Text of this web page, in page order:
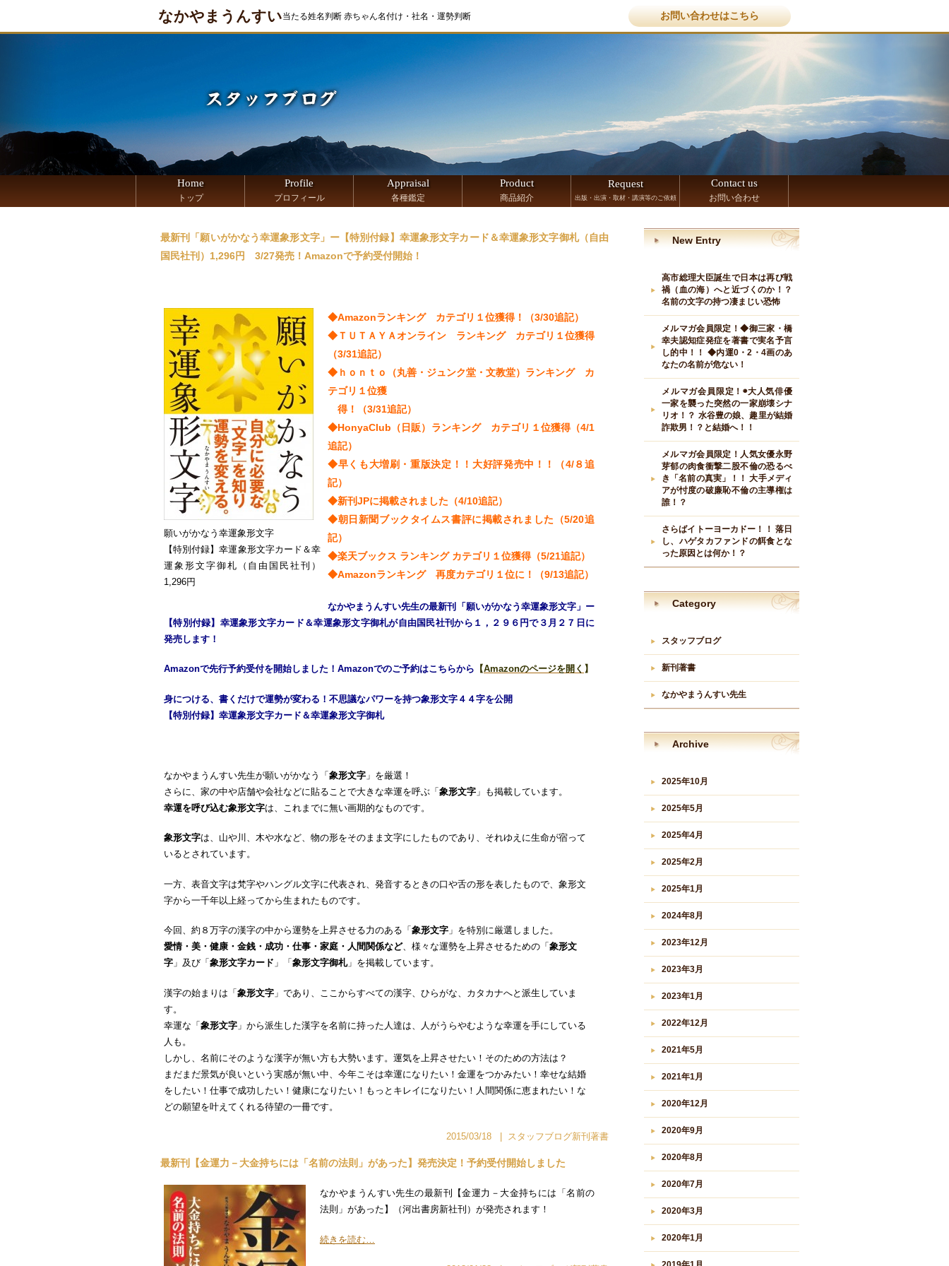
なかやまうんすい当たる姓名判断 赤ちゃん名付け・社名・運勢判断 お問い合わせはこちら
Home
トップ
Profile
プロフィール
Appraisal
各種鑑定
Product
商品紹介
Request
出版・出演・取材・講演等のご依頼
Contact us
お問い合わせ
最新刊「願いがかなう幸運象形文字」ー【特別付録】幸運象形文字カード＆幸運象形文字御札（自由
国民社刊）1,296円 3/27発売！Amazonで予約受付開始！
願いがかなう幸運象形文字
【特別付録】幸運象形文字カード＆幸
運象形文字御札（自由国民社刊）
1,296円
◆Amazonランキング カテゴリ１位獲得！（3/30追記）
◆ＴＵＴＡＹＡオンライン ランキング カテゴリ１位獲得
（3/31追記）
◆ｈｏｎｔｏ（丸善・ジュンク堂・文教堂）ランキング カ
テゴリ１位獲
得！（3/31追記）
◆HonyaClub（日販）ランキング カテゴリ１位獲得（4/1
追記）
◆早くも大増刷・重版決定！！大好評発売中！！（4/８追
記）
◆新刊JPに掲載されました（4/10追記）
◆朝日新聞ブックタイムス書評に掲載されました（5/20追
記）
◆楽天ブックス ランキング カテゴリ１位獲得（5/21追記）
◆Amazonランキング 再度カテゴリ１位に！（9/13追記）
なかやまうんすい先生の最新刊「願いがかなう幸運象形文字」ー
【特別付録】幸運象形文字カード＆幸運象形文字御札が自由国民社刊から１，２９６円で３月２７日に
発売します！
Amazonで先行予約受付を開始しました！Amazonでのご予約はこちらから 【Amazonのページを開く 】
身につける、書くだけで運勢が変わる！不思議なパワーを持つ象形文字４４字を公開
【特別付録】幸運象形文字カード＆幸運象形文字御札
なかやまうんすい先生が願いがかなう「象形文字 」を厳選！
さらに、家の中や店舗や会社などに貼ることで大きな幸運を呼ぶ「象形文字 」も掲載しています。
幸運を呼び込む象形文字は、これまでに無い画期的なものです。
象形文字は、山や川、木や水など、物の形をそのまま文字にしたものであり、それゆえに生命が宿って
いるとされています。
一方、表音文字は梵字やハングル文字に代表され、発音するときの口や舌の形を表したもので、象形文
字から一千年以上経ってから生まれたものです。
今回、約８万字の漢字の中から運勢を上昇させる力のある「 象形文字 」を特別に厳選しました。
愛情・美・健康・金銭・成功・仕事・家庭・人間関係など、様々な運勢を上昇させるための「 象形文
字 」及び「 象形文字カード 」「 象形文字御札」を掲載しています。
漢字の始まりは「象形文字 」であり、ここからすべての漢字、ひらがな、カタカナへと派生していま
す。
幸運な「象形文字 」から派生した漢字を名前に持った人達は、人がうらやむような幸運を手にしている
人も。
しかし、名前にそのような漢字が無い方も大勢います。運気を上昇させたい！そのための方法は？
まだまだ景気が良いという実感が無い中、今年こそは幸運になりたい！金運をつかみたい！幸せな結婚
をしたい！仕事で成功したい！健康になりたい！もっとキレイになりたい！人間関係に恵まれたい！な
どの願望を叶えてくれる待望の一冊です。
2015/03/18 スタッフブログ新刊著書
最新刊【金運力－大金持ちには「名前の法則」があった】発売決定！予約受付開始しました
なかやまうんすい先生の最新刊【金運力－大金持ちには「名前の
法則」があった】（河出書房新社刊）が発売されます！
続きを読む…
New Entry
高市総理大臣誕生で日本は再び戦
禍（血の海）へと近づくのか！？
名前の文字の持つ凄まじい恐怖
メルマガ会員限定！◆御三家・橋
幸夫認知症発症を著書で実名予言
し的中！！ ◆内運0・2・4画のあ
なたの名前が危ない！
メルマガ会員限定！◉大人気俳優
一家を襲った突然の一家崩壊シナ
リオ！？ 水谷豊の娘、趣里が結婚
詐欺男！？と結婚へ！！
メルマガ会員限定！人気女優永野
芽郁の肉食衝撃二股不倫の恐るべ
き「名前の真実」！！ 大手メディ
アが忖度の破廉恥不倫の主導権は
誰！？
さらばイトーヨーカドー！！ 落日
し、ハゲタカファンドの餌食とな
った原因とは何か！？
Category
スタッフブログ
新刊著書
なかやまうんすい先生
Archive
2025年10月
2025年5月
2025年4月
2025年2月
2025年1月
2024年8月
2023年12月
2023年3月
2023年1月
2022年12月
2021年5月
2021年1月
2020年12月
2020年9月
2020年8月
2020年7月
2020年3月
2020年1月